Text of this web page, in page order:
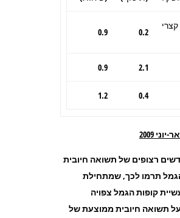
0.2
0.9
2.1
0.9
0.4
1.2
2009
רצופים של תשואה חיובית
תרמו לכך, שמתחילת
קופות הגמל צפויה
תשואה חיובית ממוצעת של